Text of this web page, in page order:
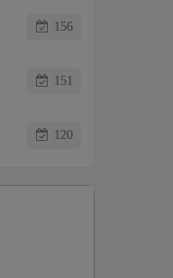
156
151
120